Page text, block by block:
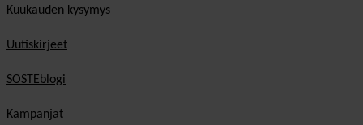
Kuukauden kysymys
Uutiskirjeet
SOSTEblogi
Kampanjat